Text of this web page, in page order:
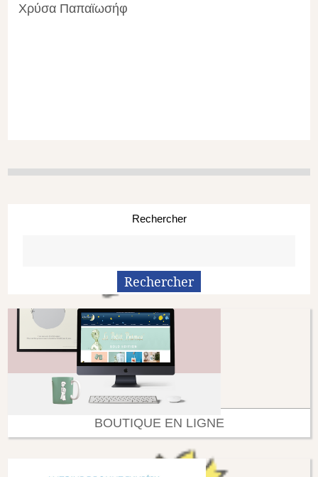
Χρύσα Παπαϊωσήφ‎
Rechercher
BOUTIQUE EN LIGNE